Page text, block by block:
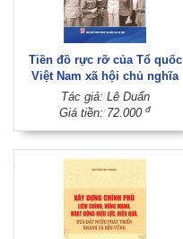
Tiền đồ rực rỡ của Tổ quốc
Việt Nam xã hội chủ nghĩa
nằm trong tay thế hệ trẻ
Tác giả: Lê Duẩn
Giá tiền: 72.000 đ